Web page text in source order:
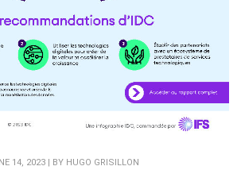
14, 2023 | BY HUGO GRISILLON